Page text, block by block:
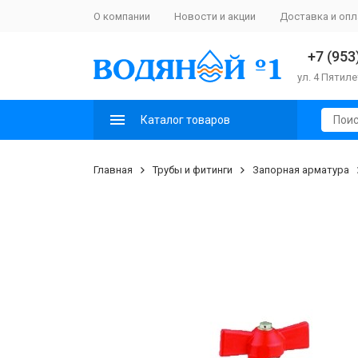
О компании Новости и акции Доставка и
+7
ул. 4
Каталог товаров
Главная Трубы и фитинги Запорная арматура